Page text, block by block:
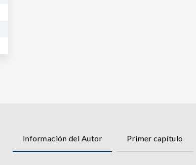
Información del Autor Primer capítulo